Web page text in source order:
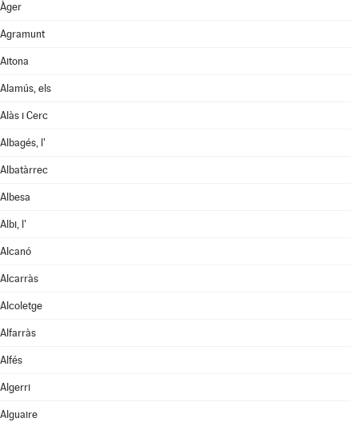
Àger
Agramunt
Aitona
Alamús, els
Alàs i Cerc
Albagés, l'
Albatàrrec
Albesa
Albi, l'
Alcanó
Alcarràs
Alcoletge
Alfarràs
Alfés
Algerri
Alguaire